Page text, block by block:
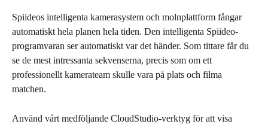
Spiideos intelligenta kamerasystem och molnplattform fångar
automatiskt hela planen hela tiden. Den intelligenta Spiideo-
programvaran ser automatiskt var det händer. Som tittare får du
se de mest intressanta sekvenserna, precis som om ett
professionellt kamerateam skulle vara på plats och filma
matchen.
Använd vårt medföljande CloudStudio-verktyg för att visa